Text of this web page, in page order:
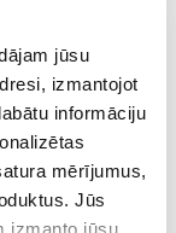
jūsu
izmantojot
informāciju
mērījumus,
Jūs